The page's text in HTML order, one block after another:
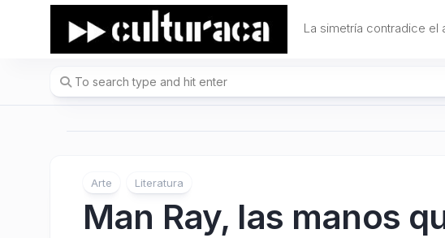
La simetría contradice el
Arte Literatura
Man Ray, las manos